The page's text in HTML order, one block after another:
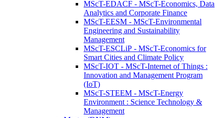
MScT-EDACF - MScT-Economics, Data
Analytics and Corporate Finance
MScT-EESM - MScT-Environmental
Engineering and Sustainability
Management
MScT-ESCLiP - MScT-Economics for
Smart Cities and Climate Policy
MScT-IOT - MScT-Internet of Things :
Innovation and Management Program
(IoT)
MScT-STEEM - MScT-Energy
Environment : Science Technology &
Management